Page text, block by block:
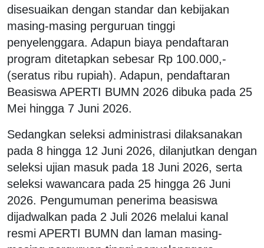
disesuaikan dengan standar dan kebijakan
masing-masing perguruan tinggi
penyelenggara. Adapun biaya pendaftaran
program ditetapkan sebesar Rp 100.000,-
(seratus ribu rupiah). Adapun, pendaftaran
Beasiswa APERTI BUMN 2026 dibuka pada 25
Mei hingga 7 Juni 2026.
Sedangkan seleksi administrasi dilaksanakan
pada 8 hingga 12 Juni 2026, dilanjutkan dengan
seleksi ujian masuk pada 18 Juni 2026, serta
seleksi wawancara pada 25 hingga 26 Juni
2026. Pengumuman penerima beasiswa
dijadwalkan pada 2 Juli 2026 melalui kanal
resmi APERTI BUMN dan laman masing-